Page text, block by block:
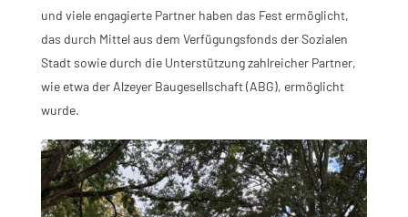
und viele engagierte Partner haben das Fest ermöglicht,
das durch Mittel aus dem Verfügungsfonds der Sozialen
Stadt sowie durch die Unterstützung zahlreicher Partner,
wie etwa der Alzeyer Baugesellschaft (ABG), ermöglicht
wurde.